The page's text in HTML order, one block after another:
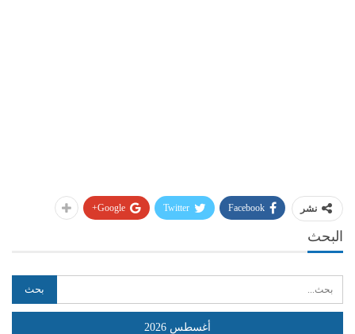
نشر Facebook
Twitter
Google+
البحث
أغسطس 2026